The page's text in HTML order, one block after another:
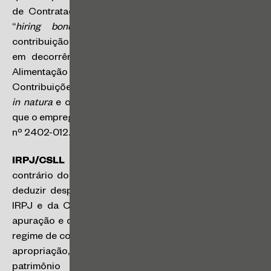
de Contratação (também denominado de “luvas” ou
“hiring bonus”
contribuição quando restar demonstrado que foi pago
em decorrência da prestação de serviço; (iii) Vale
Alimentação não integra a base de cálculo das
Contribuições pois não há diferença entre alimentação
in naturae o fornecimento de vale alimentação, ainda
que o empregador não esteja inscrito no PAT. (Acórdão
nº 2402-012.472)
IRPJ/CSLL –pagamento retroativo de JCP
contrário do que vem decidindo o STJ, só é possível
deduzir despesas com JCP das bases de cálculo do
IRPJ e da CSLL do respectivo ano em que houve a
apuração e deliberação da despesa, de acordo com o
regime de competência. No caso concreto, foi vetada a
apropriação, em 2010, de juros calculados sobre o
patrimônio líquido da pessoa jurídica no ano-